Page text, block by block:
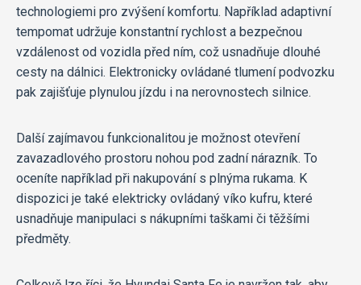
technologiemi pro zvýšení komfortu. Například adaptivní
tempomat udržuje konstantní rychlost a bezpečnou
vzdálenost od vozidla před ním, což usnadňuje dlouhé
cesty na dálnici. Elektronicky ovládané tlumení podvozku
pak zajišťuje plynulou jízdu i na nerovnostech silnice.
Další zajímavou funkcionalitou je možnost otevření
zavazadlového prostoru nohou pod zadní nárazník. To
oceníte například při nakupování s plnýma rukama. K
dispozici je také elektricky ovládaný víko kufru, které
usnadňuje manipulaci s nákupními taškami či těžšími
předměty.